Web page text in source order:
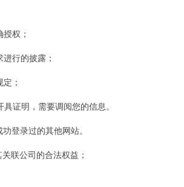
权；
行的披露；
；
证明，需要调阅您的信息。
登录过的其他网站。
联公司的合法权益；